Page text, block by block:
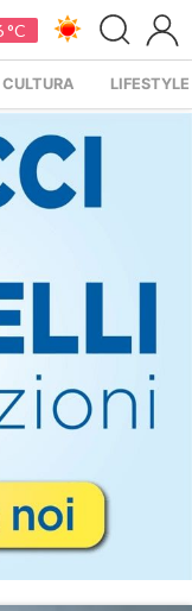
°C
CULTURA LIFESTYLE